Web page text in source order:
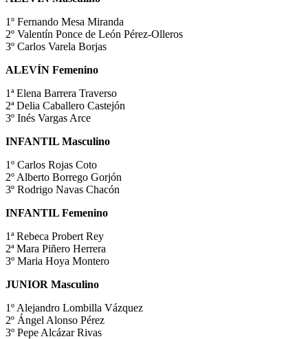
1º Fernando Mesa Miranda
2º Valentín Ponce de León Pérez-Olleros
3º Carlos Varela Borjas
ALEVÍN Femenino
1ª Elena Barrera Traverso
2ª Delia Caballero Castejón
3º Inés Vargas Arce
INFANTIL Masculino
1º Carlos Rojas Coto
2º Alberto Borrego Gorjón
3º Rodrigo Navas Chacón
INFANTIL Femenino
1ª Rebeca Probert Rey
2ª Mara Piñero Herrera
3º Maria Hoya Montero
JUNIOR Masculino
1º Alejandro Lombilla Vázquez
2º Ángel Alonso Pérez
3º Pepe Alcázar Rivas